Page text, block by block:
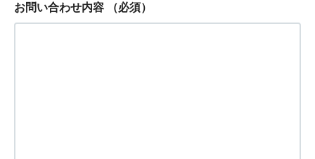
お問い合わせ内容 （必須）